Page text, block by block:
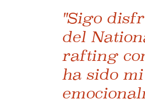
"Sigo
del
rafting
ha sido